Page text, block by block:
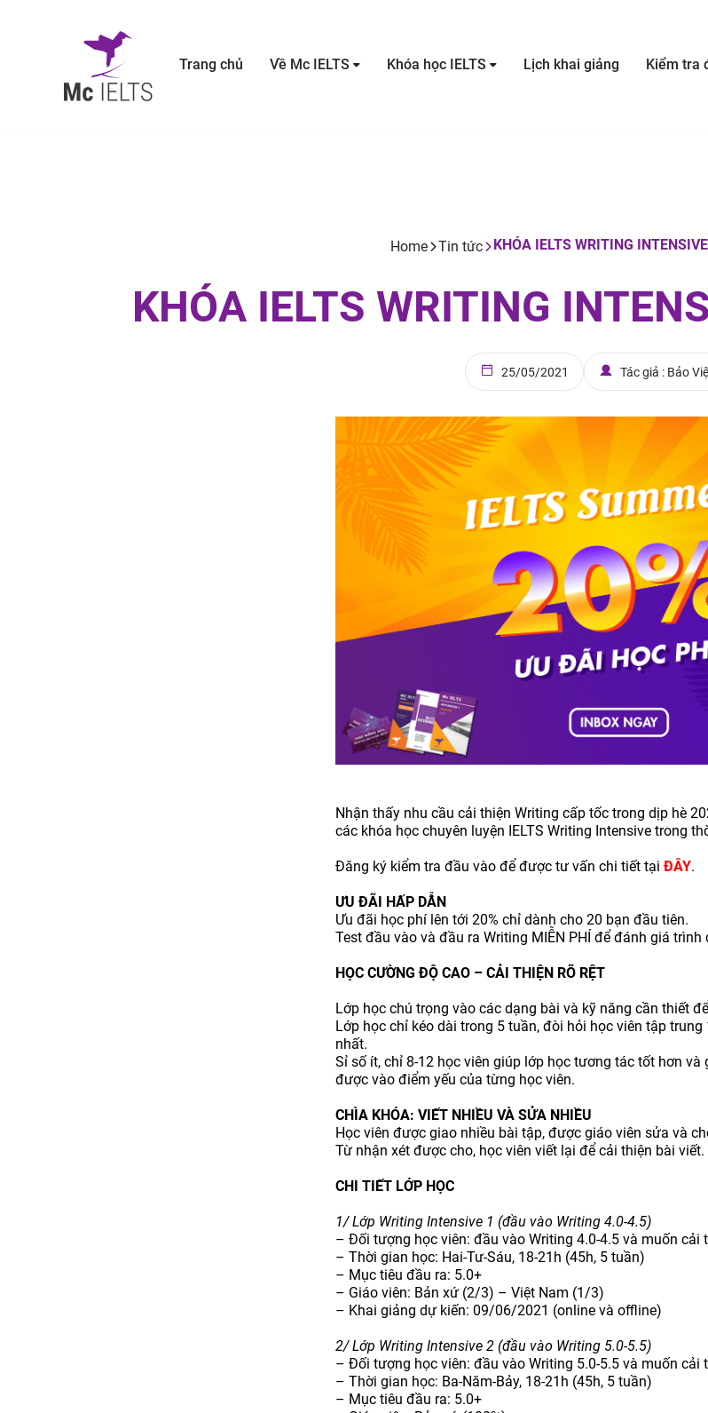
Trang chủ Về Mc IELTS Khóa học IELTS Lịch khai giảng Kiểm tra
Home Tin tức KHÓA IELTS WRITING
KHÓA IELTS WRITING
25/05/2021 Tác giả : Bảo
Nhận thấy nhu cầu cải thiện Writing cấp tốc trong dịp hè
các khóa học chuyên luyện IELTS Writing Intensive trong
Đăng ký kiểm tra đầu vào để được tư vấn chi tiết tạiĐÂY.
ƯU ĐÃI HẤP DẪN
Ưu đãi học phí lên tới 20% chỉ dành cho 20 bạn đầu tiên.
Test đầu vào và đầu ra Writing MIỄN PHÍ để đánh giá
HỌC CƯỜNG ĐỘ CAO – CẢI THIỆN RÕ RỆT
Lớp học chú trọng vào các dạng bài và kỹ năng cần thiết
Lớp học chỉ kéo dài trong 5 tuần, đòi hỏi học viên tập
nhất.
Sỉ số ít, chỉ 8-12 học viên giúp lớp học tương tác tốt hơn và
được vào điểm yếu của từng học viên.
CHÌA KHÓA: VIẾT NHIỀU VÀ SỬA NHIỀU
Học viên được giao nhiều bài tập, được giáo viên sửa và
Từ nhận xét được cho, học viên viết lại để cải thiện bài viết.
CHI TIẾT LỚP HỌC
1/ Lớp Writing Intensive 1 (đầu vào Writing 4.0-4.5)
– Đối tượng học viên: đầu vào Writing 4.0-4.5 và muốn cải
– Thời gian học: Hai-Tư-Sáu, 18-21h (45h, 5 tuần)
– Mục tiêu đầu ra: 5.0+
– Giáo viên: Bản xứ (2/3) – Việt Nam (1/3)
– Khai giảng dự kiến: 09/06/2021 (online và offline)
2/ Lớp Writing Intensive 2 (đầu vào Writing 5.0-5.5)
– Đối tượng học viên: đầu vào Writing 5.0-5.5 và muốn cải
– Thời gian học: Ba-Năm-Bảy, 18-21h (45h, 5 tuần)
– Mục tiêu đầu ra: 5.0+